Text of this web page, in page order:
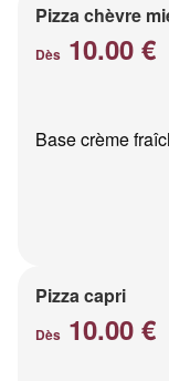
Pizza chèvre
Dès 10.00 €
Base crème
Pizza capri
Dès 10.00 €